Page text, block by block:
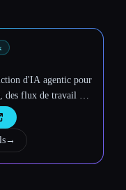
d'IA agentic pour
des flux de travail et
→